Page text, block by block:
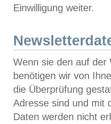
Einwilligung weiter.
Wenn sie den auf der
benötigen wir von
die Überprüfung
Adresse sind und mit
Daten werden nicht